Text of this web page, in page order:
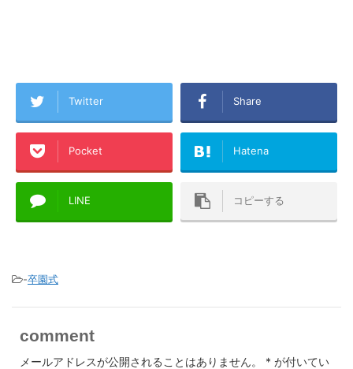
Twitter Share
Pocket Hatena
LINE コピーする
-卒園式
comment
メールアドレスが公開されることはありません。 * が付いてい